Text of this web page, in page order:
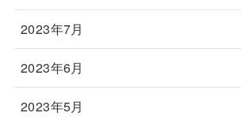
2023年7月
2023年6月
2023年5月